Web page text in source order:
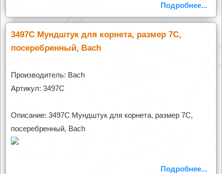
Подробнее...
3497C Мундштук для корнета, размер 7C,
посеребренный, Bach
Производитель: Bach
Артикул: 3497C
Описание: 3497C Мундштук для корнета, размер 7C,
посеребренный, Bach
Подробнее...